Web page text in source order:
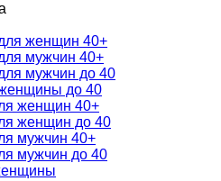
женщин 40+
мужчин 40+
мужчин до 40
до 40
женщин 40+
женщин до 40
мужчин 40+
мужчин до 40